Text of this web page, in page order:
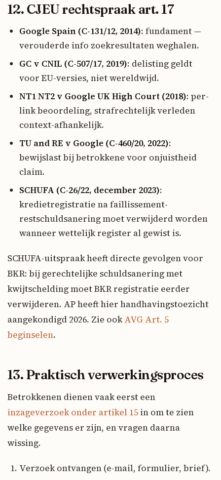
12. CJEU rechtspraak art. 17
Google Spain (C-131/12, 2014): fundament —
verouderde info zoekresultaten weghalen.
GC v CNIL (C-507/17, 2019): delisting geldt
voor EU-versies, niet wereldwijd.
NT1 NT2 v Google UK High Court (2018): per-
link beoordeling, strafrechtelijk verleden
context-afhankelijk.
TU and RE v Google (C-460/20, 2022):
bewijslast bij betrokkene voor onjuistheid
claim.
SCHUFA (C-26/22, december 2023):
kredietregistratie na faillissement-
restschuldsanering moet verwijderd worden
wanneer wettelijk register al gewist is.
SCHUFA-uitspraak heeft directe gevolgen voor
BKR: bij gerechtelijke schuldsanering met
kwijtschelding moet BKR registratie eerder
verwijderen. AP heeft hier handhavingstoezicht
aangekondigd 2026. Zie ookAVG Art. 5
beginselen.
13. Praktisch verwerkingsproces
Betrokkenen dienen vaak eerst een
inzageverzoek onder artikel 15 in om te zien
welke gegevens er zijn, en vragen daarna
wissing.
Verzoek ontvangen (e-mail, formulier, brief).